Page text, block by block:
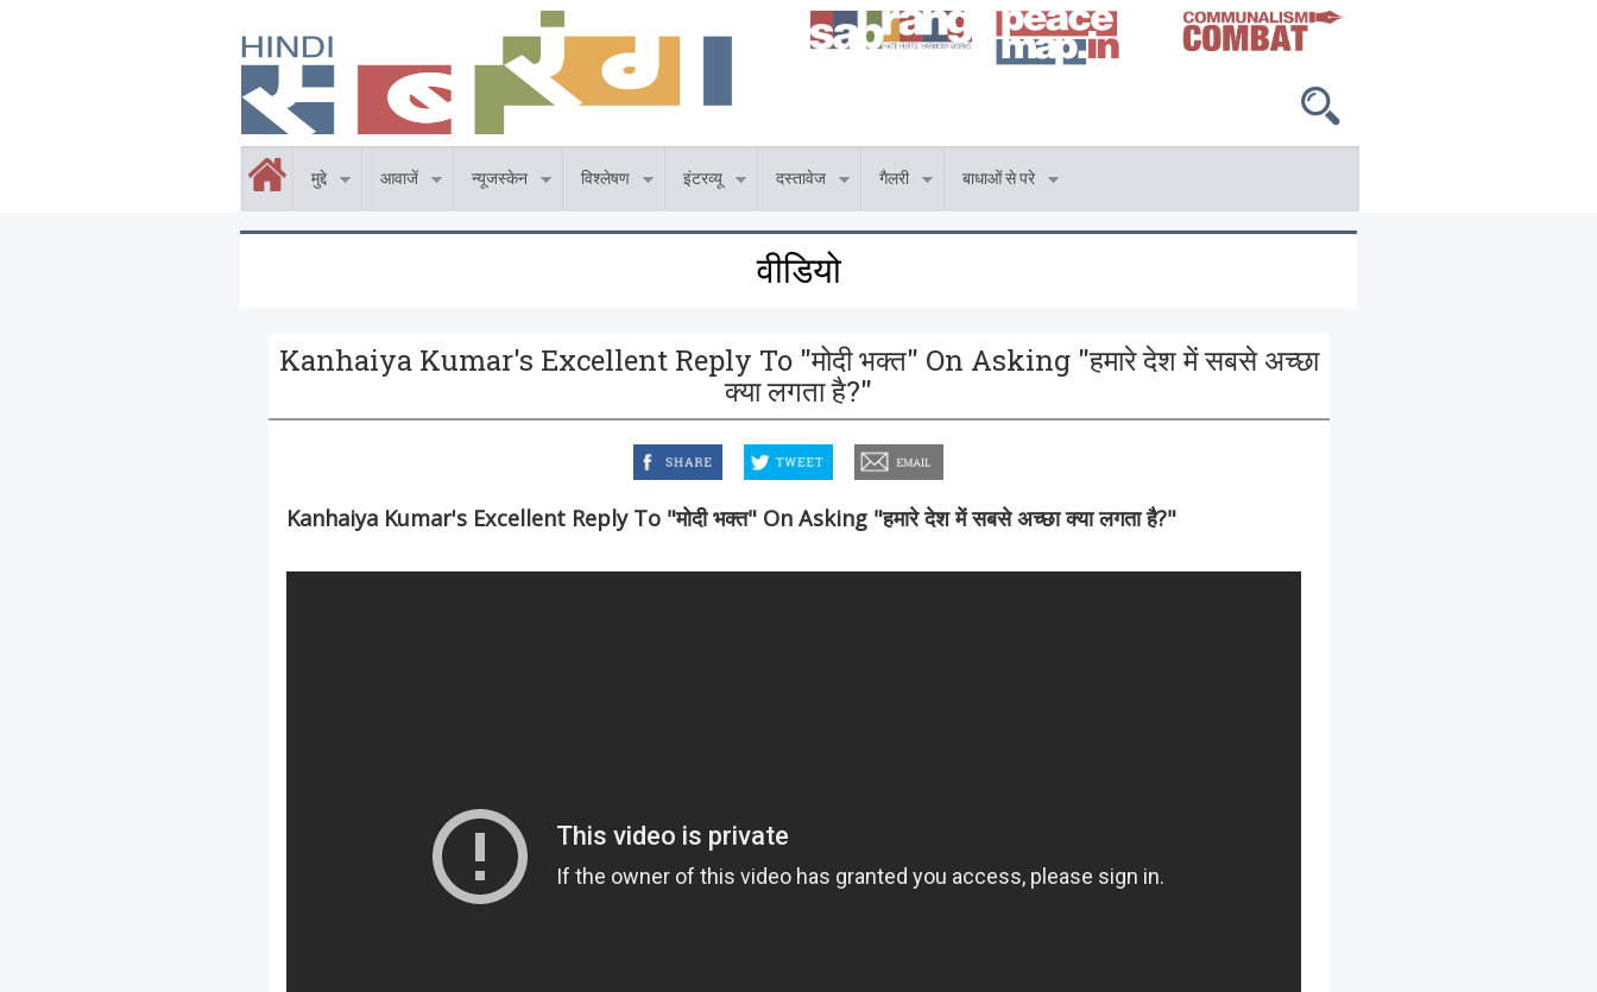
मुद्दे आवाजें न्यूजस्केन विश्लेषण इंटरव्यू दस्तावेज गैलरी बाधाओं से परे
वीडियो
Kanhaiya Kumar's Excellent Reply To "मोदी भक्त" On Asking "हमारे देश में सबसे अच्छा
क्या लगता है?"
Kanhaiya Kumar's Excellent Reply To "मोदी भक्त" On Asking "हमारे देश में सबसे अच्छा क्या लगता है?"